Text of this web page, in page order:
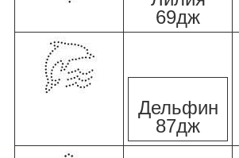
69дж
Дельфин
87дж